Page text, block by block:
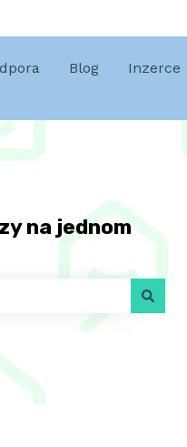
pro překlady
Blog Inzerce
na jednom
protože pole